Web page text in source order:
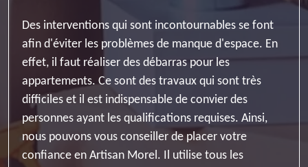
Des interventions qui sont incontournables se font
afin d'éviter les problèmes de manque d'espace. En
effet, il faut réaliser des débarras pour les
appartements. Ce sont des travaux qui sont très
difficiles et il est indispensable de convier des
personnes ayant les qualifications requises. Ainsi,
nous pouvons vous conseiller de placer votre
confiance en Artisan Morel. Il utilise tous les